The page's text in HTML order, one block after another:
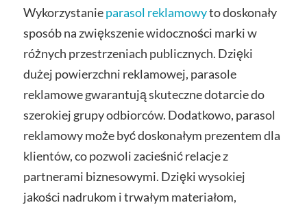
Wykorzystanieparasol reklamowyto doskonały
sposób na zwiększenie widoczności marki w
różnych przestrzeniach publicznych. Dzięki
dużej powierzchni reklamowej, parasole
reklamowe gwarantują skuteczne dotarcie do
szerokiej grupy odbiorców. Dodatkowo, parasol
reklamowy może być doskonałym prezentem dla
klientów, co pozwoli zacieśnić relacje z
partnerami biznesowymi. Dzięki wysokiej
jakości nadrukom i trwałym materiałom,